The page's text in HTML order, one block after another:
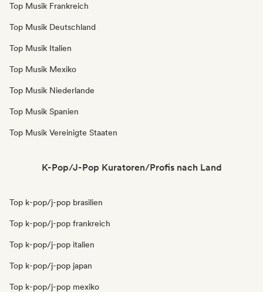
Top Musik Frankreich
Top Musik Deutschland
Top Musik Italien
Top Musik Mexiko
Top Musik Niederlande
Top Musik Spanien
Top Musik Vereinigte Staaten
K-Pop/J-Pop Kuratoren/Profis nach Land
Top k-pop/j-pop brasilien
Top k-pop/j-pop frankreich
Top k-pop/j-pop italien
Top k-pop/j-pop japan
Top k-pop/j-pop mexiko